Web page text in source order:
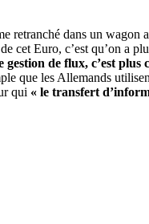
dans un wagon
cet Euro, c’est qu’on a
de flux, c’est plus
que les Allemands
qui « le transfert